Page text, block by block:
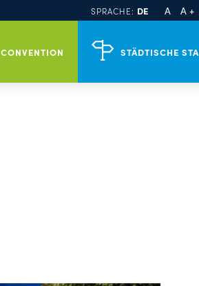
SPRACHE: DE
PL EN A A +
CONVENTION STÄDTISCHE
Veranstaltungen in